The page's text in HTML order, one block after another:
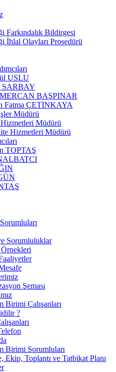
Farkındalık Bildirgesi
İhlal Olayları Prosedürü
USLU
SARBAY
BAŞPINAR
Fatma ÇETİNKAYA
Müdürü
Hizmetleri Müdürü
Hizmetleri Müdürü
TOPTAŞ
Sorumluluklar
Şeması
Birimi Çalışanları
?
Birimi Sorumluları
Toplantı ve Tatbikat Planı